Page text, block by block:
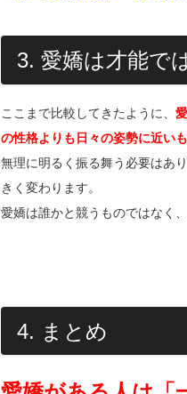
3. 愛嬌は才能で
ここまで比較してきたように、
の性格よりも日々の姿勢に近いも
無理に明るく振る舞う必要はあ
きく変わります。
愛嬌は誰かと競うものではなく
4. まとめ